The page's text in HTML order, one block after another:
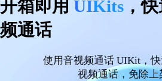
开箱即用 UIKits ，
频通话
使用音视频通话 UIKit，
视频通话，免除上